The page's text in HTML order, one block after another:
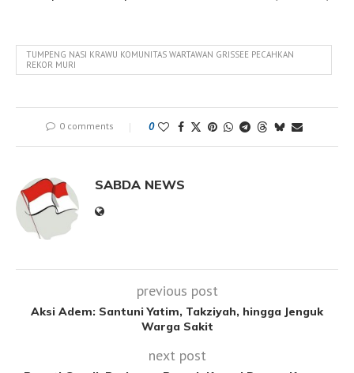
TUMPENG NASI KRAWU KOMUNITAS WARTAWAN GRISSEE PECAHKAN
REKOR MURI
0 comments 0
SABDA NEWS
previous post
Aksi Adem: Santuni Yatim, Takziyah, hingga Jenguk
Warga Sakit
next post